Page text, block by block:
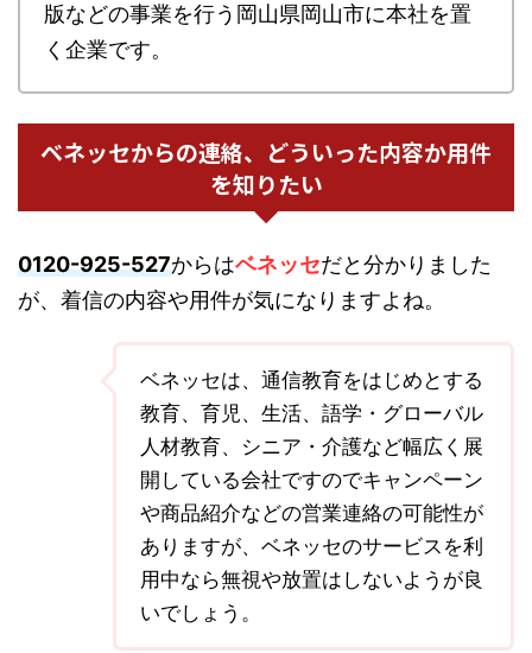
版などの事業を行う岡山県岡山市に本社を置
く企業です。
ベネッセからの連絡、どういった内容か用件
を知りたい
0120-925-527からはベネッセだと分かりました
が、着信の内容や用件が気になりますよね。
ベネッセは、通信教育をはじめとする
教育、育児、生活、語学・グローバル
人材教育、シニア・介護など幅広く展
開している会社ですのでキャンペーン
や商品紹介などの営業連絡の可能性が
ありますが、ベネッセのサービスを利
用中なら無視や放置はしないようが良
いでしょう。